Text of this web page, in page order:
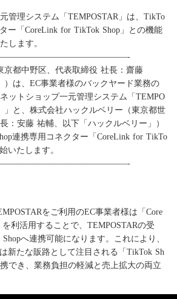
集
に関するお問い合わせ
6705-5670
ード セミナー
合わせ お知らせ
30日間無料お試し
管理システム「TEMPOSTAR」は、TikTo
ー「CoreLink for TikTok Shop」との機能
します。
京都中野区、代表取締役 社長：齋藤
）は、EC事業者様のバックヤード業務の
ットショップ一元管理システム「TEMPO
」と、株式会社ハックルベリー（東京都世
：安藤 祐輔、以下「ハックルベリー」）
連携専用コネクター「CoreLink for TikTo
いたします。
をご利用のEC事業者様は「Core
利活用することで、TEMPOSTARの受
へ連携可能になります。これにより、
新たな販路として注目される「TikTok Sh
でき、業務負担の軽減と売上拡大の両立